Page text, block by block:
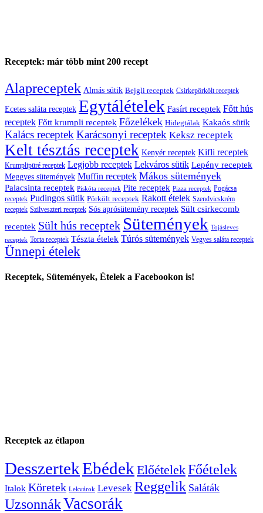
Receptek: már több mint 200 recept
Alapreceptek Almás sütik Bejgli receptek Csirkepörkölt receptek
Ecetes saláta receptek Egytálételek Fasírt receptek Főtt hús
receptek Főtt krumpli receptek Főzelékek Hidegtálak Kakaós sütik
Kalács receptek Karácsonyi receptek Keksz receptek
Kelt tésztás receptek Kenyér receptek Kifli receptek
Krumplipüré receptek Legjobb receptek Lekváros sütik Lepény receptek
Meggyes sütemények Muffin receptek Mákos sütemények
Palacsinta receptek Piskóta receptek Pite receptek Pizza receptek Pogácsa
receptek Pudingos sütik Pörkölt receptek Rakott ételek Szendvicskrém
receptek Szilveszteri receptek Sós aprósütemény receptek Sült csirkecomb
receptek Sült hús receptek Sütemények Tojásleves
receptek Torta receptek Tészta ételek Túrós sütemények Vegyes saláta receptek
Ünnepi ételek
Receptek, Sütemények, Ételek a Facebookon is!
Receptek az étlapon
DesszertekEbédek ElőételekFőételek
Italok Köretek Lekvárok Levesek Reggelik Saláták
UzsonnákVacsorák